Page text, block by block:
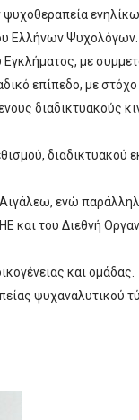
Ελλήνων Ψυχολόγων.
με
επίπεδο, με
διαδικτυακούς
ενώ
και του Διεθνή
και ομάδας.
ψυχαναλυτικού